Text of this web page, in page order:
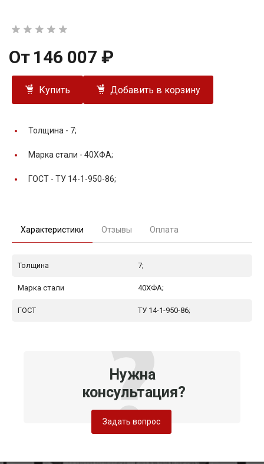
От 146 007 ₽
Купить Добавить в корзину
Толщина - 7;
Марка стали - 40ХФА;
ГОСТ - ТУ 14-1-950-86;
Характеристики Отзывы Оплата
Толщина 7;
Марка стали 40ХФА;
ГОСТ ТУ 14-1-950-86;
Нужна
консультация?
Задать вопрос